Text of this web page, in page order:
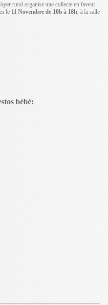
rural organise une collecte en faveur
le 11 Novembre de 10h à 18h , à la salle
bébé: